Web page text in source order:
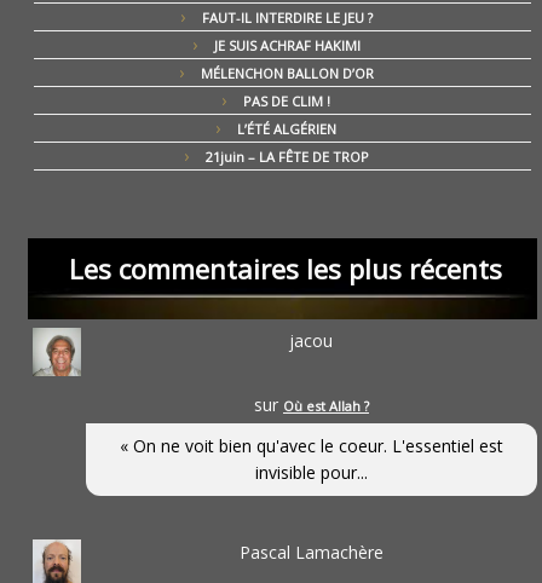
FAUT-IL INTERDIRE LE JEU ?
JE SUIS ACHRAF HAKIMI
MÉLENCHON BALLON D’OR
PAS DE CLIM !
L’ÉTÉ ALGÉRIEN
21juin – LA FÊTE DE TROP
Les commentaires les plus récents
jacou
sur Où est Allah ?
« On ne voit bien qu'avec le coeur. L'essentiel est
invisible pour...
Pascal Lamachère